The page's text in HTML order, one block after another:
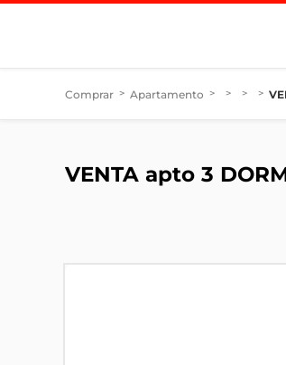
Comprar > Apartamento > > > >
VENTA apto 3